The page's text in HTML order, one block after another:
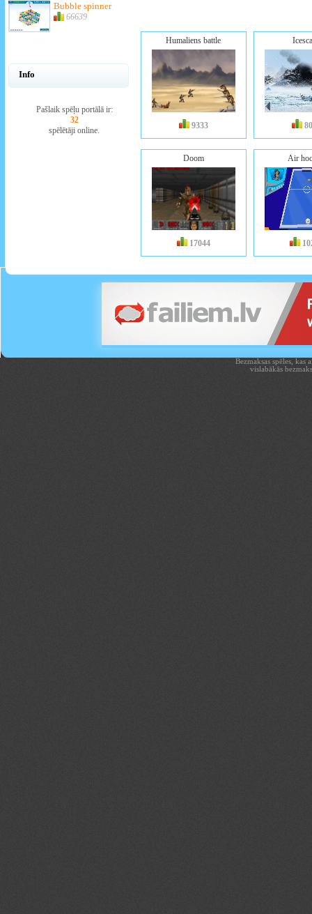
Bubble spinner
66639
Info
Pašlaik spēļu portālā ir:
32
spēlētāji online.
Humaliens battle
9333
Doom
17044
Air
Bezmaksas spēles,
vislabākās